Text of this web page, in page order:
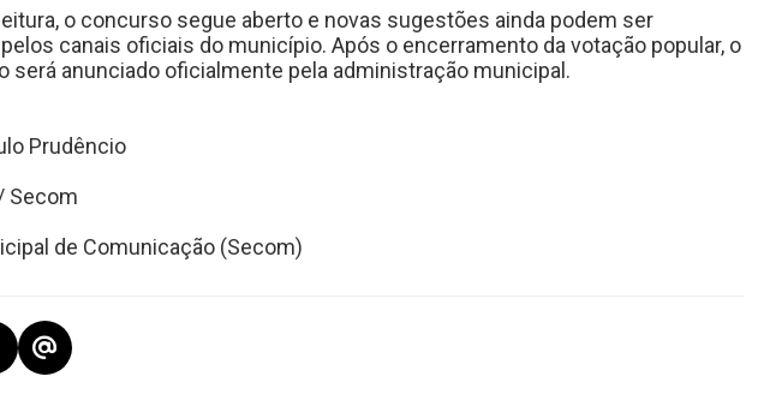
o concurso segue aberto e novas sugestões ainda podem ser
canais oficiais do município. Após o encerramento da votação popular, o
será anunciado oficialmente pela administração municipal.
Prudêncio
Secom
de Comunicação (Secom)